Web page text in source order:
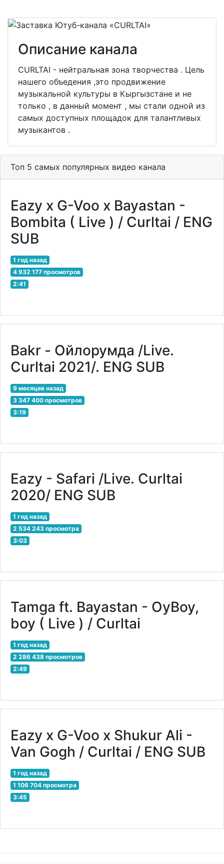
Описание канала
CURLTAI - нейтральная зона творчества . Цель
нашего объедения ,это продвижение
музыкальной культуры в Кыргызстане и не
только , в данный момент , мы стали одной из
самых доступных площадок для талантливых
музыкантов .
Топ 5 самых популярных видео канала
Eazy x G-Voo x Bayastan -
Bombita ( Live ) / Curltai / ENG
SUB
1 год назад
4 932 177 просмотров
2:41
Bakr - Ойлорумда /Live.
Curltai 2021/. ENG SUB
9 месяцев назад
3 347 400 просмотров
3:19
Eazy - Safari /Live. Curltai
2020/ ENG SUB
1 год назад
2 534 243 просмотра
3:03
Tamga ft. Bayastan - OyBoy,
boy ( Live ) / Curltai
1 год назад
2 286 438 просмотров
2:49
Eazy x G-Voo x Shukur Ali -
Van Gogh / Curltai / ENG SUB
1 год назад
1 106 704 просмотра
3:45